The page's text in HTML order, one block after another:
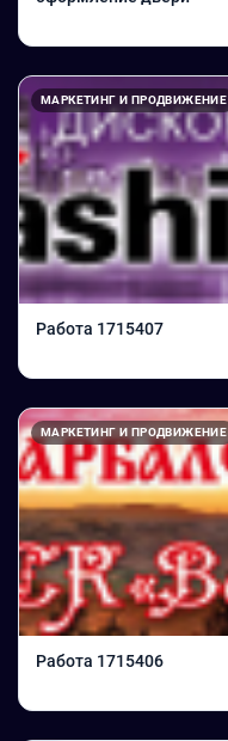
МАРКЕТИНГ И ПРОДВИЖЕНИЕ
Работа 1715407
МАРКЕТИНГ И ПРОДВИЖЕНИЕ
Работа 1715406